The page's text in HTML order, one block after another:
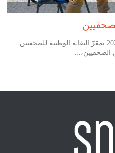
انعقد اليوم الأربعاء 15 جويلية 2026 بمقرّ النقابة الوطنية للصحفيين
الصحفيين،…